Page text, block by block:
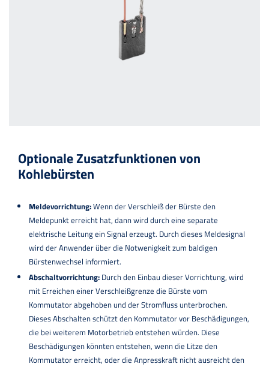
Optionale Zusatzfunktionen von
Kohlebürsten
Meldevorrichtung:Wenn der Verschleiß der Bürste den
Meldepunkt erreicht hat, dann wird durch eine separate
elektrische Leitung ein Signal erzeugt. Durch dieses Meldesignal
wird der Anwender über die Notwenigkeit zum baldigen
Bürstenwechsel informiert.
Abschaltvorrichtung: Durch den Einbau dieser Vorrichtung, wird
mit Erreichen einer Verschleißgrenze die Bürste vom
Kommutator abgehoben und der Stromfluss unterbrochen.
Dieses Abschalten schützt den Kommutator vor Beschädigungen,
die bei weiterem Motorbetrieb entstehen würden. Diese
Beschädigungen könnten entstehen, wenn die Litze den
Kommutator erreicht, oder die Anpresskraft nicht ausreicht den